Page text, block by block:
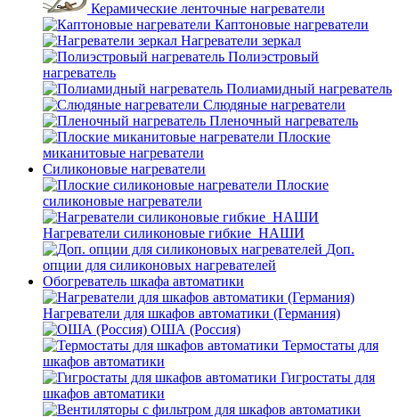
Керамические ленточные нагреватели
Каптоновые нагреватели
Нагреватели зеркал
Полиэстровый
нагреватель
Полиамидный нагреватель
Слюдяные нагреватели
Пленочный нагреватель
Плоские
миканитовые нагреватели
Силиконовые нагреватели
Плоские
силиконовые нагреватели
Нагреватели силиконовые гибкие_НАШИ
Доп.
опции для силиконовых нагревателей
Обогреватель шкафа автоматики
Нагреватели для шкафов автоматики (Германия)
ОША (Россия)
Термостаты для
шкафов автоматики
Гигростаты для
шкафов автоматики